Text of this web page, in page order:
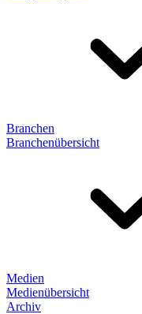
Branchen
Branchenübersicht
Medien
Medienübersicht
Archiv